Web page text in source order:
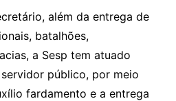
além da entrega de
batalhões,
a Sesp tem atuado
público, por meio
fardamento e a entrega